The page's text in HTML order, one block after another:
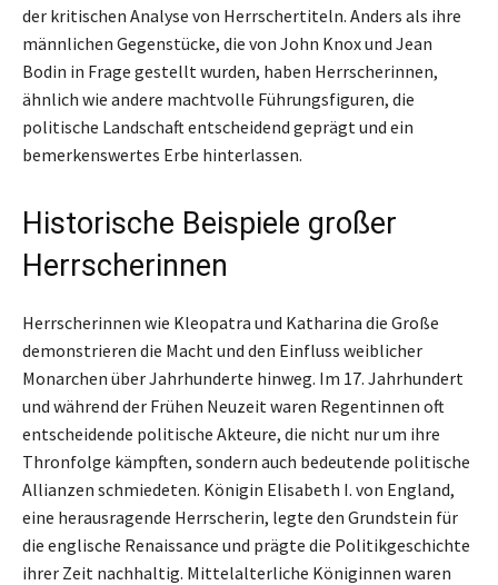
der kritischen Analyse von Herrschertiteln. Anders als ihre
männlichen Gegenstücke, die von John Knox und Jean
Bodin in Frage gestellt wurden, haben Herrscherinnen,
ähnlich wie andere machtvolle Führungsfiguren, die
politische Landschaft entscheidend geprägt und ein
bemerkenswertes Erbe hinterlassen.
Historische Beispiele großer
Herrscherinnen
Herrscherinnen wie Kleopatra und Katharina die Große
demonstrieren die Macht und den Einfluss weiblicher
Monarchen über Jahrhunderte hinweg. Im 17. Jahrhundert
und während der Frühen Neuzeit waren Regentinnen oft
entscheidende politische Akteure, die nicht nur um ihre
Thronfolge kämpften, sondern auch bedeutende politische
Allianzen schmiedeten. Königin Elisabeth I. von England,
eine herausragende Herrscherin, legte den Grundstein für
die englische Renaissance und prägte die Politikgeschichte
ihrer Zeit nachhaltig. Mittelalterliche Königinnen waren